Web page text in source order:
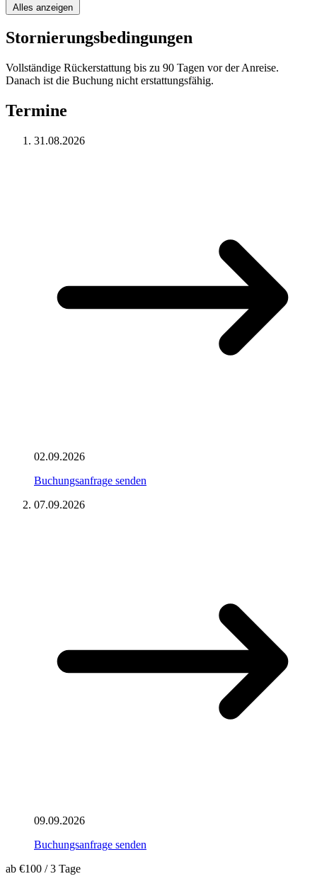
Alles anzeigen
Stornierungsbedingungen
Vollständige Rückerstattung bis zu 90 Tagen vor der Anreise.
Danach ist die Buchung nicht erstattungsfähig.
Termine
31.08.2026
02.09.2026
Buchungsanfrage senden
07.09.2026
09.09.2026
Buchungsanfrage senden
ab €100 /3 Tage